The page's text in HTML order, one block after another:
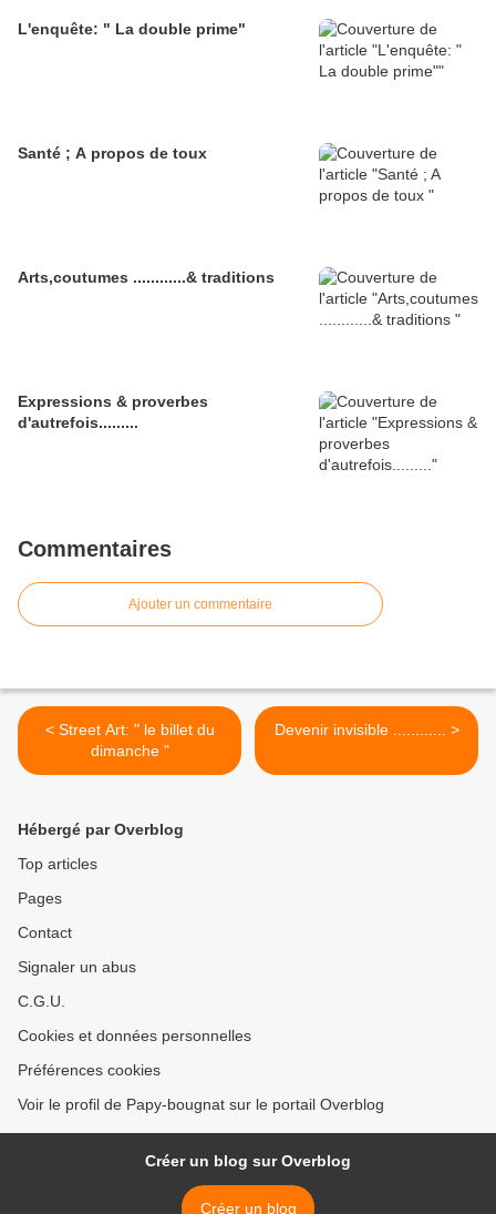
L'enquête: " La double prime"
Santé ; A propos de toux
Arts,coutumes ............& traditions
Expressions & proverbes
d'autrefois.........
Commentaires
Ajouter un commentaire
< Street Art: " le billet du
dimanche "
Devenir invisible ............ >
Hébergé par Overblog
Top articles
Pages
Contact
Signaler un abus
C.G.U.
Cookies et données personnelles
Préférences cookies
Voir le profil de Papy-bougnat sur le portail Overblog
Créer un blog sur Overblog
Créer un blog